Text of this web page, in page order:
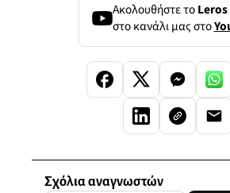
Ακολουθήστε το
στο κανάλι μας στο
Σχόλια αναγνωστών